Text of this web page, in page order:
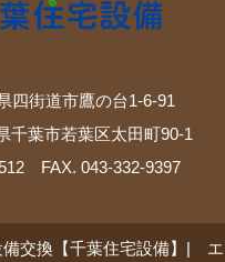
四街道市鷹の台1-6-91
千葉市若葉区太田町90-1
FAX. 043-332-9397
交換【千葉住宅設備】|